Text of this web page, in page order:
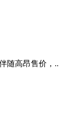
随高昂售价，..